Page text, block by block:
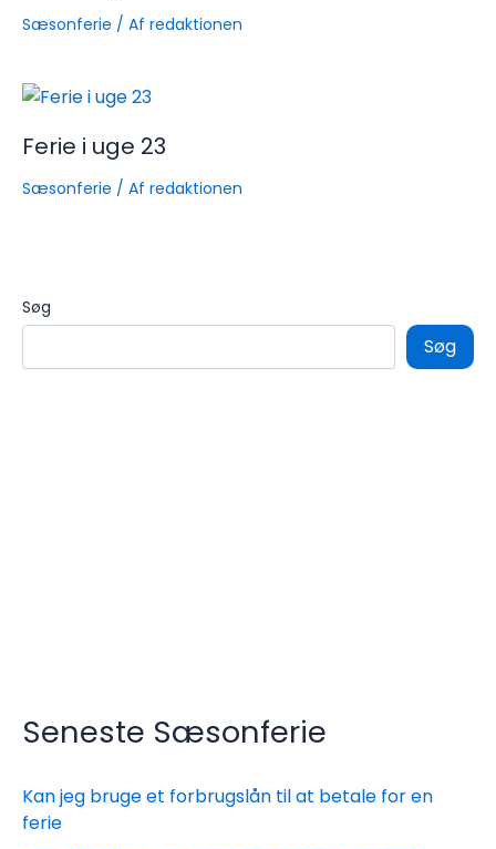
Sæsonferie / Af redaktionen
Ferie i uge 23
Sæsonferie / Af redaktionen
Søg
Søg
Seneste Sæsonferie
Kan jeg bruge et forbrugslån til at betale for en
ferie